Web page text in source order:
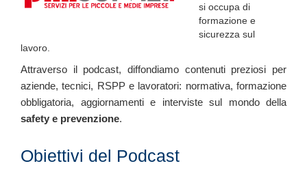
si occupa di
formazione e
sicurezza sul
lavoro.
Attraverso il podcast, diffondiamo contenuti preziosi per
aziende, tecnici, RSPP e lavoratori: normativa, formazione
obbligatoria, aggiornamenti e interviste sul mondo della
safety e prevenzione.
Obiettivi del Podcast